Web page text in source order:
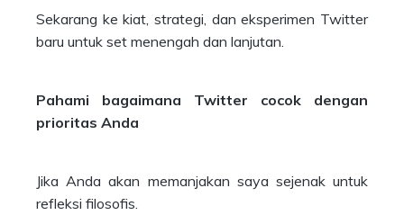
Sekarang ke kiat, strategi, dan eksperimen Twitter
baru untuk set menengah dan lanjutan.
Pahami bagaimana Twitter cocok dengan
prioritas Anda
Jika Anda akan memanjakan saya sejenak untuk
refleksi filosofis.